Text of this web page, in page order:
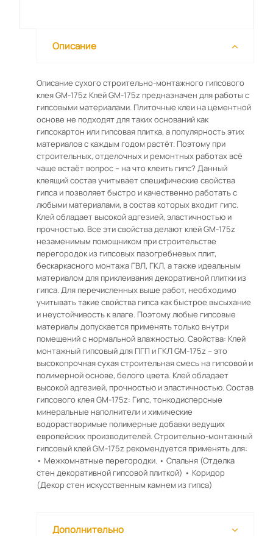
Описание
Описание сухого строительно-монтажного гипсового
клея GM-175z Клей GM-175z предназначен для работы с
гипсовыми материалами. Плиточные клеи на цементной
основе не подходят для таких оснований как
гипсокартон или гипсовая плитка, а популярность этих
материалов с каждым годом растёт. Поэтому при
строительных, отделочных и ремонтных работах всё
чаще встаёт вопрос – на что клеить гипс? Данный
клеящий состав учитывает специфические свойства
гипса и позволяет быстро и качественно работать с
любыми материалами, в состав которых входит гипс.
Клей обладает высокой адгезией, эластичностью и
прочностью. Все эти свойства делают клей GM-175z
незаменимым помощником при строительстве
перегородок из гипсовых пазогребневых плит,
бескаркасного монтажа ГВЛ, ГКЛ, а также идеальным
материалом для приклеивания декоративной плитки из
гипса. Для перечисленных выше работ, необходимо
учитывать такие свойства гипса как быстрое высыхание
и неустойчивость к влаге. Поэтому любые гипсовые
материалы допускается применять только внутри
помещений с нормальной влажностью. Свойства: Клей
монтажный гипсовый для ПГП и ГКЛ GM-175z – это
высокопрочная сухая строительная смесь на гипсовой и
полимерной основе, белого цвета. Клей обладает
высокой адгезией, прочностью и эластичностью. Состав
гипсового клея GM-175z: Гипс, тонкодисперсные
минеральные наполнители и химические
водорастворимые полимерные добавки ведущих
европейских производителей. Строительно-монтажный
гипсовый клей GM-175z рекомендуется применять для:
• Межкомнатные перегородки. • Спальня (Отделка
стен декоративной гипсовой плиткой) • Коридор
(Декор стен искусственным камнем из гипса)
Дополнительно